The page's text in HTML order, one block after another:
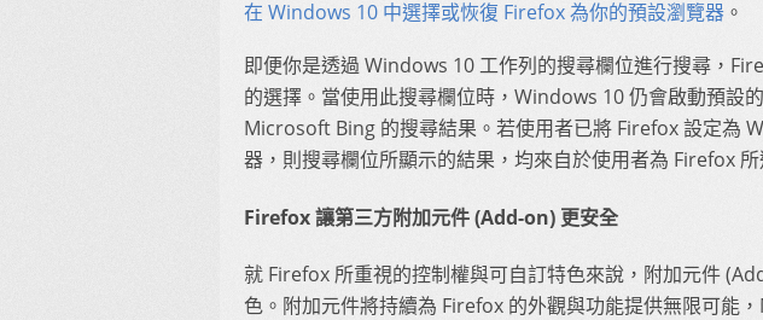
在 Windows 10 中選擇或恢復 Firefox 為你的預設瀏覽器 。
即便你是透過 Windows 10 工作列的搜尋欄位進行搜尋，
的選擇。當使用此搜尋欄位時，Windows 10 仍會啟動預設
Microsoft Bing 的搜尋結果。若使用者已將 Firefox 設定為
器，則搜尋欄位所顯示的結果，均來自於使用者為 Firefox
Firefox 讓第三方附加元件 (Add-on) 更安全
就 Firefox 所重視的控制權與可自訂特色來說，附加元件
色。附加元件將持續為 Firefox 的外觀與功能提供無限可能